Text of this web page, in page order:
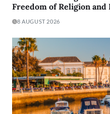
Freedom of Religion
8 AUGUST 2026